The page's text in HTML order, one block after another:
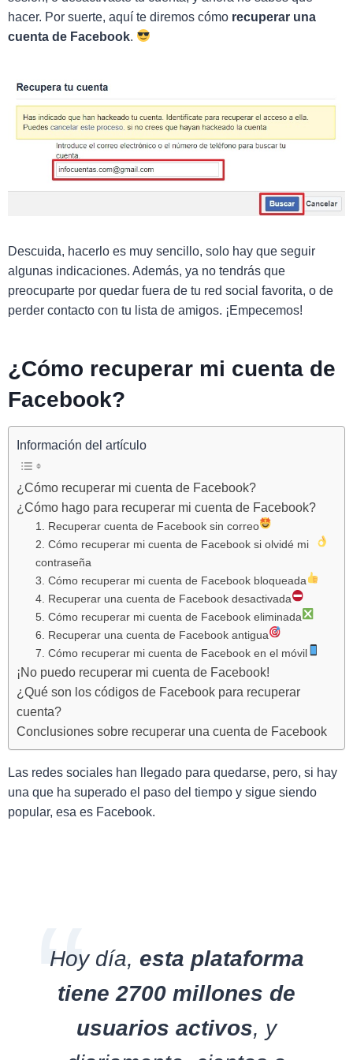
hacer. Por suerte, aquí te diremos cómo recuperar una
cuenta de Facebook.
Descuida, hacerlo es muy sencillo, solo hay que seguir
algunas indicaciones. Además, ya no tendrás que
preocuparte por quedar fuera de tu red social favorita, o de
perder contacto con tu lista de amigos. ¡Empecemos!
¿Cómo recuperar mi cuenta de
Facebook?
Información del artículo
¿Cómo recuperar mi cuenta de Facebook?
¿Cómo hago para recuperar mi cuenta de Facebook?
1. Recuperar cuenta de Facebook sin correo
2. Cómo recuperar mi cuenta de Facebook si olvidé mi
contraseña
3. Cómo recuperar mi cuenta de Facebook bloqueada
4. Recuperar una cuenta de Facebook desactivada
5. Cómo recuperar mi cuenta de Facebook eliminada
6. Recuperar una cuenta de Facebook antigua
7. Cómo recuperar mi cuenta de Facebook en el móvil
¡No puedo recuperar mi cuenta de Facebook!
¿Qué son los códigos de Facebook para recuperar
cuenta?
Conclusiones sobre recuperar una cuenta de Facebook
Las redes sociales han llegado para quedarse, pero, si hay
una que ha superado el paso del tiempo y sigue siendo
popular, esa es Facebook.
Hoy día, esta plataforma
tiene 2700 millones de
usuarios activos, y